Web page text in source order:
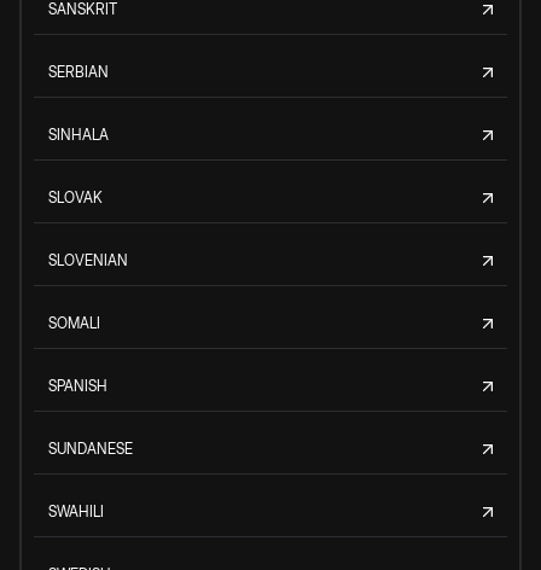
SANSKRIT
SERBIAN
SINHALA
SLOVAK
SLOVENIAN
SOMALI
SPANISH
SUNDANESE
SWAHILI